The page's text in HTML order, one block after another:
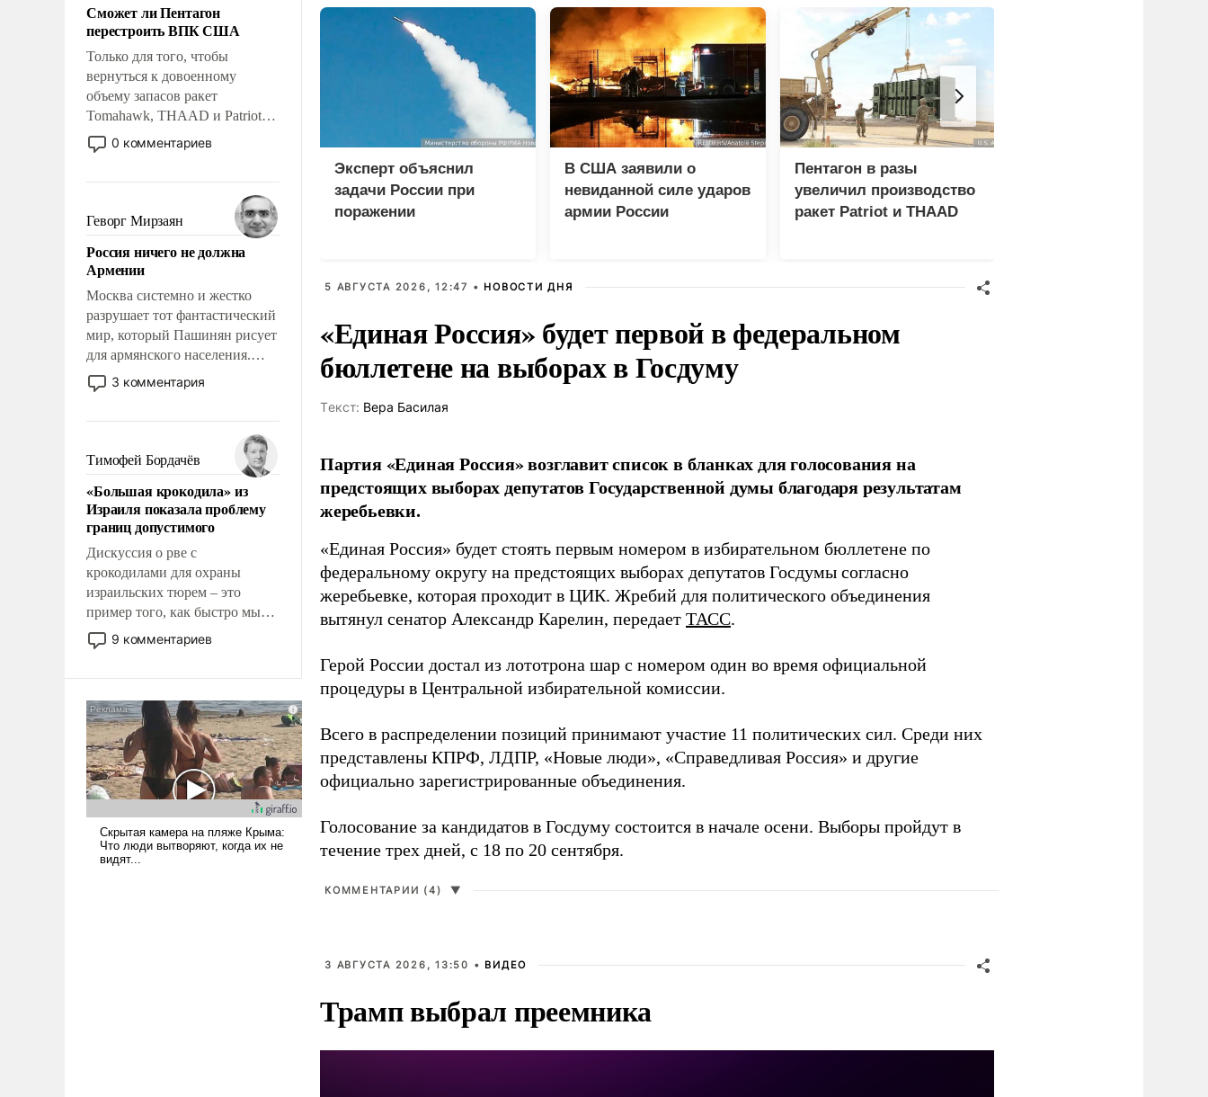
Сможет ли Пентагон
перестроить ВПК США
Только для того, чтобы
вернуться к довоенному
объему запасов ракет
Tomahawk, THAAD и Patriot
США потребуется более трех
лет. Даже небольшая война с
Сложившаяся ситуация
означает многолетний период
уязвимости США, например,
перед Китаем.
0 комментариев
Геворг Мирзаян
Россия ничего не должна
Армении
Москва системно и жестко
разрушает тот фантастический
мир, который Пашинян рисует
для армянского населения.
Мир, где этому населению все
должны просто по
политические прожекты будут
беспрекословно оплачиваться
за счет российских
налогоплательщиков и где за
свои поступки не нужно
отвечать.
3 комментария
Тимофей Бордачёв
«Большая крокодила» из
Израиля показала проблему
границ допустимого
Дискуссия о рве с
крокодилами для охраны
израильских тюрем – это
пример того, как быстро мы
двигаемся по пути
революционных изменений.
псевдонаучной фантастики,
стало всерьез обсуждаемой
идеей.
9 комментариев
Эксперт объяснил
задачи России при
поражении
В США заявили о
невиданной силе ударов
армии России
Пентагон в разы
увеличил производство
ракет Patriot и THAAD
5 АВГУСТА 2026, 12:47 • НОВОСТИ ДНЯ
«Единая Россия» будет первой в федеральном
бюллетене на выборах в Госдуму
Tекст: Вера Басилая
Партия «Единая Россия» возглавит список в бланках для голосования на
предстоящих выборах депутатов Государственной думы благодаря результатам
жеребьевки.
«Единая Россия» будет стоять первым номером в избирательном бюллетене по
федеральному округу на предстоящих выборах депутатов Госдумы согласно
жеребьевке, которая проходит в ЦИК. Жребий для политического объединения
вытянул сенатор Александр Карелин, передает ТАСС.
Герой России достал из лототрона шар с номером один во время официальной
процедуры в Центральной избирательной комиссии.
Всего в распределении позиций принимают участие 11 политических сил. Среди них
представлены КПРФ, ЛДПР, «Новые люди», «Справедливая Россия» и другие
официально зарегистрированные объединения.
Голосование за кандидатов в Госдуму состоится в начале осени. Выборы пройдут в
течение трех дней, с 18 по 20 сентября.
КОММЕНТАРИИ (4) ▼
3 АВГУСТА 2026, 13:50 • ВИДЕО
Трамп выбрал преемника